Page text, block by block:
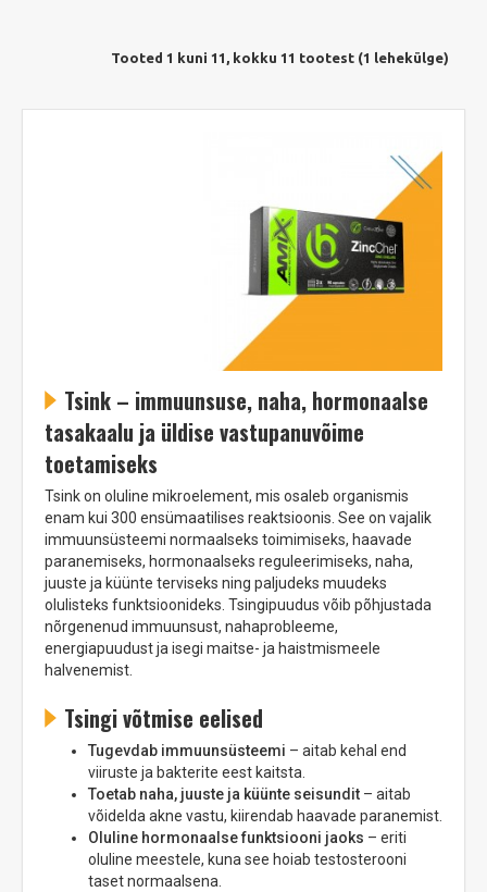
Tooted 1 kuni 11, kokku 11 tootest (1 lehekülge)
Tsink – immuunsuse, naha, hormonaalse
tasakaalu ja üldise vastupanuvõime
toetamiseks
Tsink on oluline mikroelement, mis osaleb organismis
enam kui 300 ensümaatilises reaktsioonis. See on vajalik
immuunsüsteemi normaalseks toimimiseks, haavade
paranemiseks, hormonaalseks reguleerimiseks, naha,
juuste ja küünte terviseks ning paljudeks muudeks
olulisteks funktsioonideks. Tsingipuudus võib põhjustada
nõrgenenud immuunsust, nahaprobleeme,
energiapuudust ja isegi maitse- ja haistmismeele
halvenemist.
Tsingi võtmise eelised
Tugevdab immuunsüsteemi – aitab kehal end
viiruste ja bakterite eest kaitsta.
Toetab naha, juuste ja küünte seisundit – aitab
võidelda akne vastu, kiirendab haavade paranemist.
Oluline hormonaalse funktsiooni jaoks – eriti
oluline meestele, kuna see hoiab testosterooni
taset normaalsena.